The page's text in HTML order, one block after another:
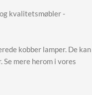
kvalitetsmøbler -
kobber lamper. De kan
mere herom i vores